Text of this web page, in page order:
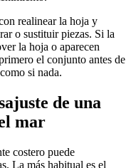
realinear la hoja y
o sustituir piezas. Si la
la hoja o aparecen
el conjunto antes de
si nada.
de una
mar
costero puede
La más habitual es el